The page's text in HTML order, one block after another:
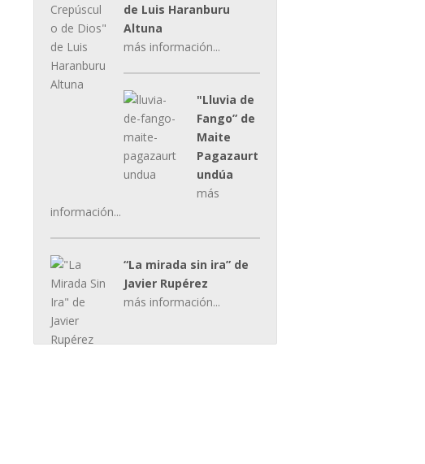
de Luis Haranburu
Altuna
más información...
"Lluvia de
Fango” de
Maite
Pagazaurt
undúa
más
información...
“La mirada sin ira” de
Javier Rupérez
más información...